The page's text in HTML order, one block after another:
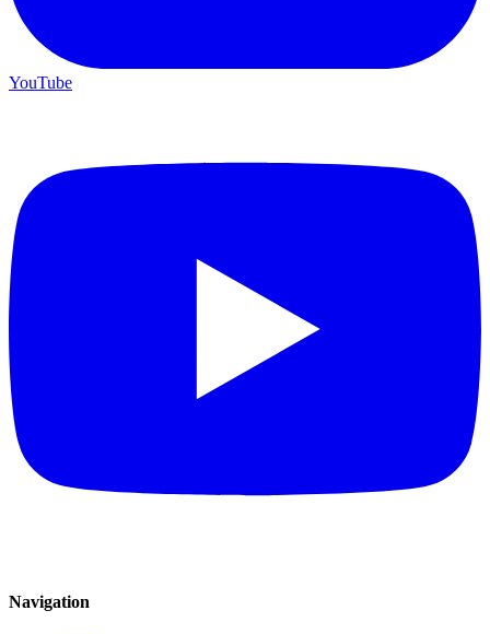
YouTube
Navigation